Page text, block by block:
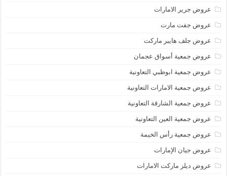
عروض جرير الامارات
عروض جفت مارت
عروض جلف هايبر ماركت
عروض جمعية أسواق عجمان
عروض جمعية ابوظبي التعاونية
عروض جمعية الامارات التعاونية
عروض جمعية الشارقة التعاونية
عروض جمعية العين التعاونية
عروض جمعية رأس الخيمة
عروض جيان الإمارات
عروض ديلز ماركت الامارات